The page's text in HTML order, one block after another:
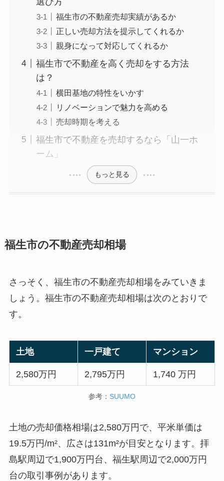
福生市の不動産売却実績があるか
正しい売却方法を提示してくれるか
親身になって対応してくれるか
福生市で不動産を高く売却をする方法
は？
横田基地の特性をいかす
リノベーションで魅力を高める
売却時期を考える
福生市で不動産を売却するなら「山一ホ
ーム」
もっと見る
福生市の不動産売却相場
さっそく、福生市の不動産売却相場をみていきま
しょう。福生市の不動産売却相場は次のとおりで
す。
土地 一戸建て マンション
2,580万円 2,795万円 1,740 万円
参考： SUUMO
土地の売却価格相場は2,580万円で、平米単価は
19.5万円/m²、広さは131m²が目安となります。拝
島駅周辺で1,900万円台、福生駅周辺で2,000万円
台の取引事例があります。